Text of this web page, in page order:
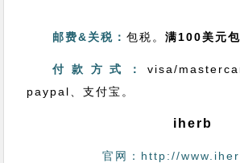
邮费&关税：包税。满100美元
付款方式：visa/
paypal、支付宝。
iherb
官网：http://